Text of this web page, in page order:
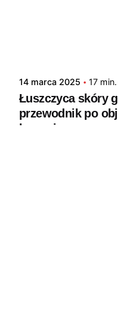
14 marca 2025 17
Łuszczyca skóry
przewodnik po
leczeniu